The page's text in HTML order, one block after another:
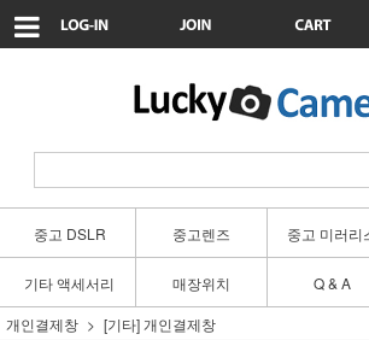
중고 DSLR 중고렌즈 중고 미러리
기타 액세서리 매장위치
Q & A
개인결제창
[기타] 개인결제창